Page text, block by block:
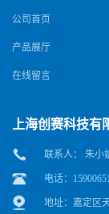
公司首页
产品展厅
在线留言
上海创赛科技有
联系人： 朱小
电话：
地址：嘉定区